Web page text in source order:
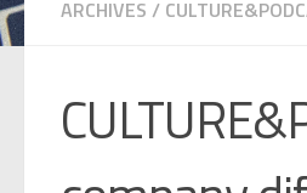
ARCHIVES /